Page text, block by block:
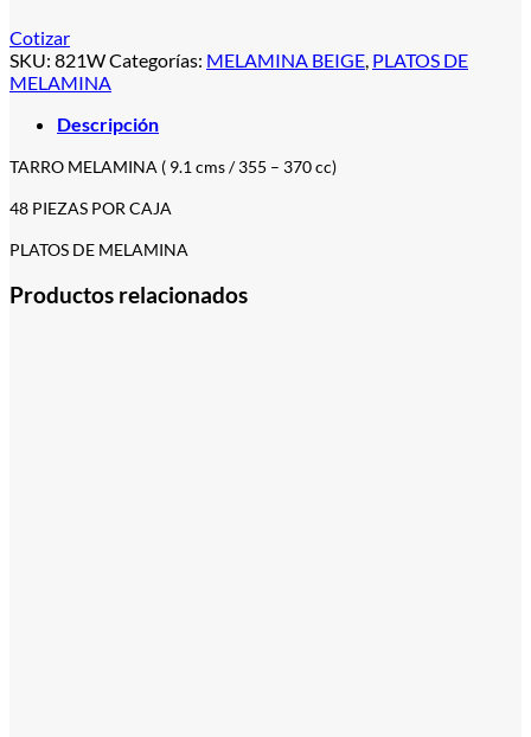
Cotizar
SKU: 821WCategorías: MELAMINA BEIGE, PLATOS DE
MELAMINA
Descripción
TARRO MELAMINA ( 9.1 cms / 355 – 370 cc)
48 PIEZAS POR CAJA
PLATOS DE MELAMINA
Productos relacionados